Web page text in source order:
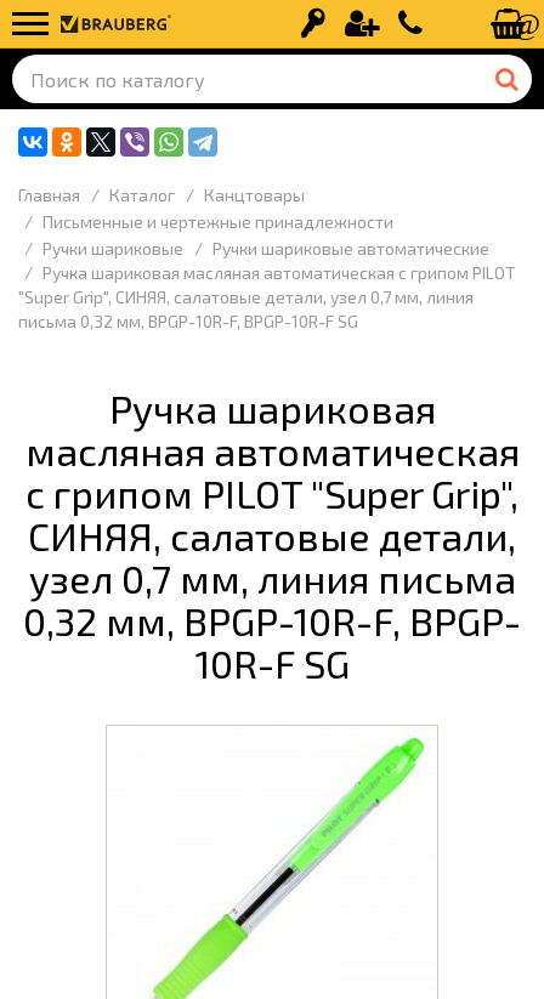
Вход Регистрация+7 (499) 110-
Главная Каталог
Канцтовары
Письменные и чертежные принадлежности
Ручки шариковые
Ручки шариковые автоматические
Ручка шариковая масляная автоматическая с грипом PILOT
"Super Grip", СИНЯЯ, салатовые детали, узел 0,7 мм, линия
письма 0,32 мм, BPGP-10R-F, BPGP-10R-F SG
Ручка шариковая
масляная автоматическая
с грипом PILOT "Super Grip",
СИНЯЯ, салатовые детали,
узел 0,7 мм, линия письма
0,32 мм, BPGP-10R-F, BPGP-
10R-F SG